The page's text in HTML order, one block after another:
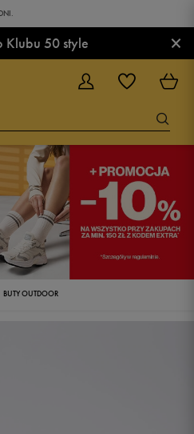
Klubu 50 style ×
BUTY OUTDOOR